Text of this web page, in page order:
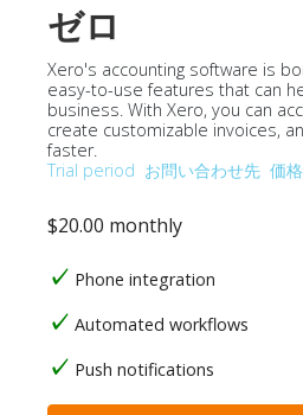
ゼロ
Xero's accounting software is
easy-to-use features that can
business. With Xero, you can
create customizable invoices,
faster.
Trial period お問い合わせ先 価格
$20.00 monthly
Phone integration
Automated workflows
Push notifications